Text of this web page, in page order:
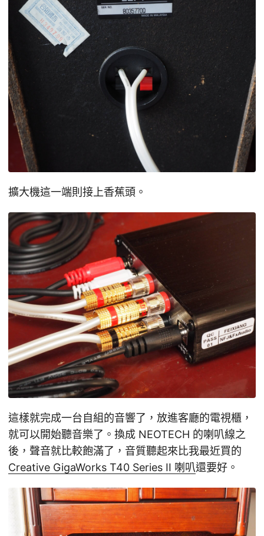
擴大機這一端則接上香蕉頭。
這樣就完成一台自組的音響了，放進客廳的電視櫃，
就可以開始聽音樂了。換成 NEOTECH 的喇叭線之
後，聲音就比較飽滿了，音質聽起來比我最近買的
Creative GigaWorks T40 Series II 喇叭還要好。